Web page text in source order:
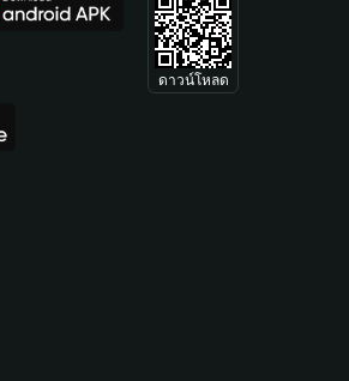
ดาวน์โหลด